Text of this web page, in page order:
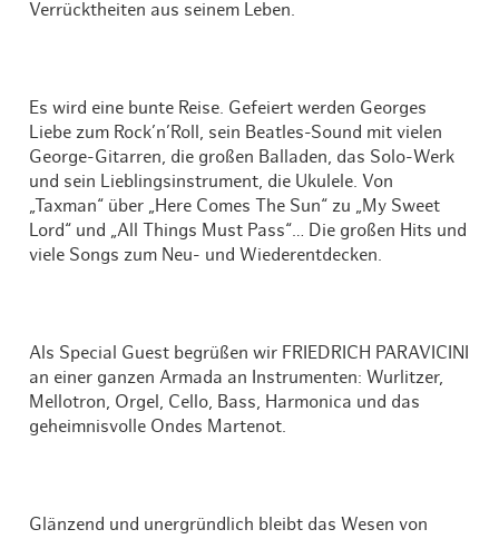
Verrücktheiten aus seinem Leben.
Es wird eine bunte Reise. Gefeiert werden Georges
Liebe zum Rock’n’Roll, sein Beatles-Sound mit vielen
George-Gitarren, die großen Balladen, das Solo-Werk
und sein Lieblingsinstrument, die Ukulele. Von
„Taxman“ über „Here Comes The Sun“ zu „My Sweet
Lord“ und „All Things Must Pass“… Die großen Hits und
viele Songs zum Neu- und Wiederentdecken.
Als Special Guest begrüßen wir FRIEDRICH PARAVICINI
an einer ganzen Armada an Instrumenten: Wurlitzer,
Mellotron, Orgel, Cello, Bass, Harmonica und das
geheimnisvolle Ondes Martenot.
Glänzend und unergründlich bleibt das Wesen von